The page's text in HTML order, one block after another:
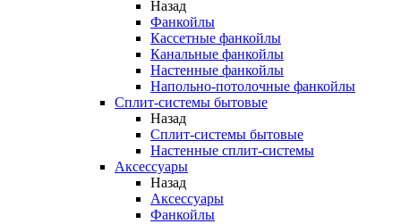
Назад
Фанкойлы
Кассетные фанкойлы
Канальные фанкойлы
Настенные фанкойлы
Напольно-потолочные фанкойлы
Сплит-системы бытовые
Назад
Сплит-системы бытовые
Настенные сплит-системы
Аксессуары
Назад
Аксессуары
Фанкойлы